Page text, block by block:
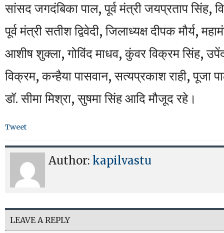
सांसद जगदंबिका पाल, पूर्व मंत्री जयप्रताप सिंह,
पूर्व मंत्री सतीश द्विवेदी, जिलाध्यक्ष दीपक मौर्य,
आशीष शुक्ला, गोविंद माधव, कुंवर विक्रम सिंह,
विक्रम, कन्हैया पासवान, सत्यप्रकाश राही, पूजा
डॉ. सीमा मिश्रा, सुषमा सिंह आदि मौजूद रहे।
Tweet
Author: kapilvastu
LEAVE A REPLY